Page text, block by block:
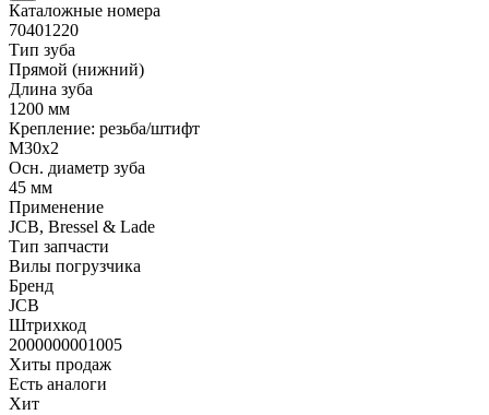
Каталожные номера
70401220
Тип зуба
Прямой (нижний)
Длина зуба
1200 мм
Крепление: резьба/штифт
M30x2
Осн. диаметр зуба
45 мм
Применение
JCB, Bressel & Lade
Тип запчасти
Вилы погрузчика
Бренд
JCB
Штрихкод
2000000001005
Хиты продаж
Есть аналоги
Хит